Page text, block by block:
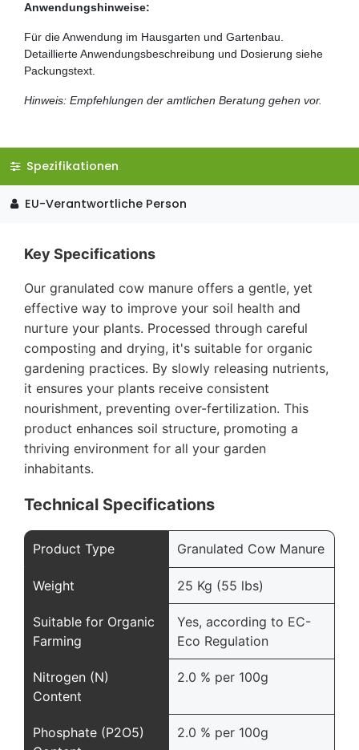
Anwendungshinweise:
Für die Anwendung im Hausgarten und Gartenbau.
Detaillierte Anwendungsbeschreibung und Dosierung siehe
Packungstext.
Hinweis: Empfehlungen der amtlichen Beratung gehen vor.
Spezifikationen
EU-Verantwortliche Person
Key Specifications
Our granulated cow manure offers a gentle, yet
effective way to improve your soil health and
nurture your plants. Processed through careful
composting and drying, it's suitable for organic
gardening practices. By slowly releasing nutrients,
it ensures your plants receive consistent
nourishment, preventing over-fertilization. This
product enhances soil structure, promoting a
thriving environment for all your garden
inhabitants.
Technical Specifications
Product Type Granulated Cow Manure
Weight 25 Kg (55 lbs)
Suitable for Organic
Farming
Yes, according to EC-
Eco Regulation
Nitrogen (N)
Content
2.0 % per 100g
Phosphate (P2O5)
2.0 % per 100g